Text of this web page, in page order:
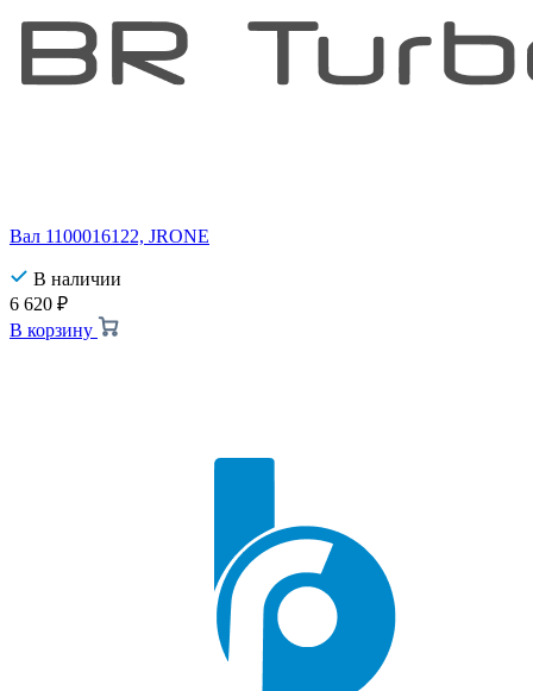
Вал 1100016122, JRONE
В наличии
6 620 ₽
В корзину